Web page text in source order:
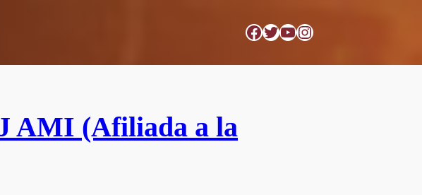
Facebook
Twitter
YouTube
Instagram
AMI (Afiliada a la